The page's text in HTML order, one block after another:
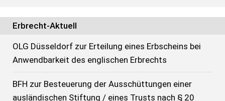
Erbrecht-Aktuell
OLG Düsseldorf zur Erteilung eines Erbscheins bei
Anwendbarkeit des englischen Erbrechts
BFH zur Besteuerung der Ausschüttungen einer
ausländischen Stiftung / eines Trusts nach § 20